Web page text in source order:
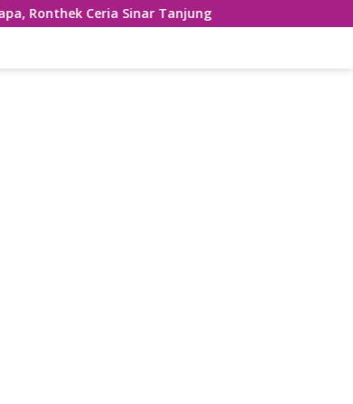
Tanjung Hibur Masyarakat Pacitan di FRP 2023